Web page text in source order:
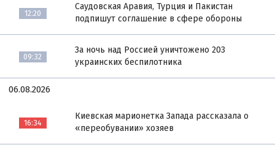
12:20
Саудовская Аравия, Турция и Пакистан
подпишут соглашение в сфере обороны
09:32
За ночь над Россией уничтожено 203
украинских беспилотника
06.08.2026
16:34
Киевская марионетка Запада рассказала о
«переобувании» хозяев